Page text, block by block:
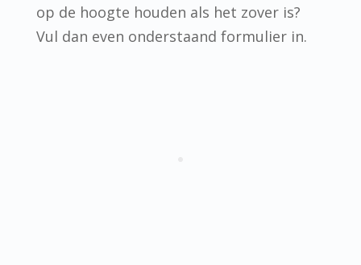
op de hoogte houden als het zover is?
Vul dan even onderstaand formulier in.